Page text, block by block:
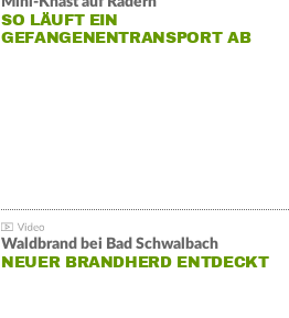
SO LÄUFT EIN
GEFANGENENTRANSPORT AB
Waldbrand bei Bad Schwalbach
NEUER BRANDHERD ENTDECKT